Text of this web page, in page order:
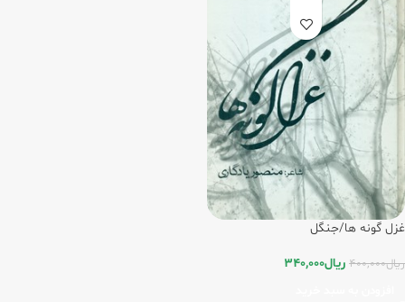
غزل گونه ها/جنگل
ریال400,000 ریال340,000